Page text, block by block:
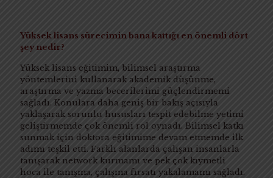
Yüksek lisans sürecimin bana kattığı en önemli dört
şey nedir?
Yüksek lisans eğitimim, bilimsel araştırma
yöntemlerini kullanarak akademik düşünme,
araştırma ve yazma becerilerimi güçlendirmemi
sağladı. Konulara daha geniş bir bakış açısıyla
yaklaşarak sorunlu hususları tespit edebilme yetimi
geliştirmemde çok önemli rol oynadı. Bilimsel katkı
sunmak için doktora eğitimime devam etmemde ilk
adımı teşkil etti. Farklı alanlarda çalışan insanlarla
tanışarak network kurmamı ve pek çok kıymetli
hoca ile tanışma, çalışma fırsatı yakalamamı sağladı.